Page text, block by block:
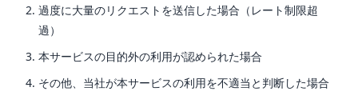
過度に大量のリクエストを送信した場合（レート制限超
過）
本サービスの目的外の利用が認められた場合
その他、当社が本サービスの利用を不適当と判断した場合